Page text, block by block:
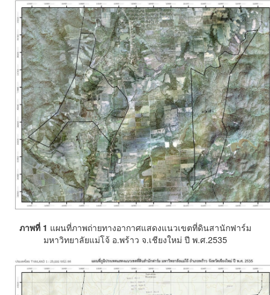
ภาพที่ 1 แผนที่ภาพถ่ายทางอากาศแสดงแนวเขตที่ดินสานักฟาร์ม
มหาวิทยาลัยแม่โจ้ อ.พร้าว จ.เชียงใหม่ ปี พ.ศ.2535